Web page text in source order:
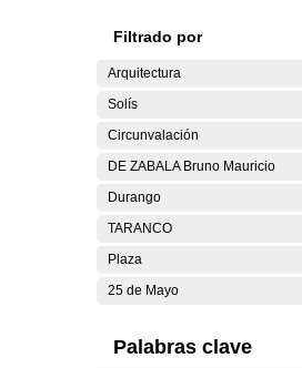
Filtrado por
Arquitectura
Solís
Circunvalación
DE ZABALA Bruno Mauricio
Durango
TARANCO
Plaza
25 de Mayo
Palabras clave